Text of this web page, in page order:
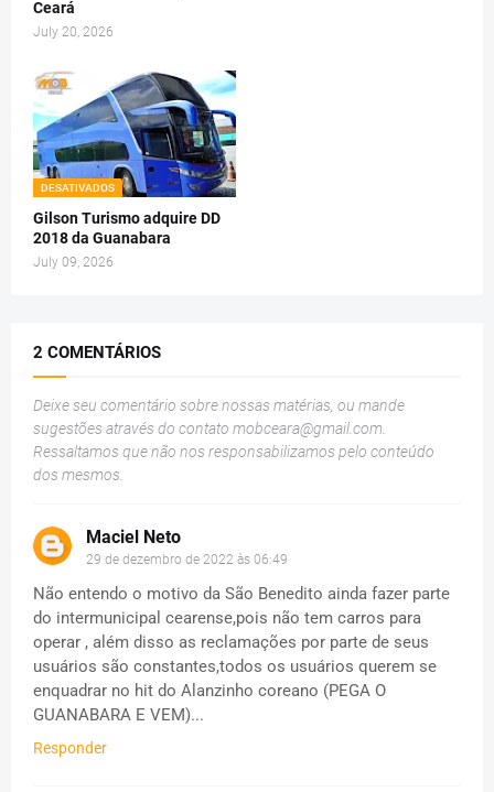
Ceará
July 20, 2026
DESATIVADOS
Gilson Turismo adquire DD
2018 da Guanabara
July 09, 2026
2 COMENTÁRIOS
Deixe seu comentário sobre nossas matérias, ou mande
sugestões através do contato mobceara@gmail.com
Ressaltamos que não nos responsabilizamos pelo conteúdo
dos mesmos.
Maciel Neto
29 de dezembro de 2022 às 06:49
Não entendo o motivo da São Benedito ainda fazer parte
do intermunicipal cearense,pois não tem carros para
operar , além disso as reclamações por parte de seus
usuários são constantes,todos os usuários querem se
enquadrar no hit do Alanzinho coreano (PEGA O
GUANABARA E VEM)...
Responder